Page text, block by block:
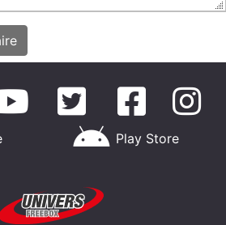
Play Store